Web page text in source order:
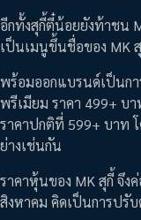
อีกทั้งสุกี้ตี๋น้อยยังท้าชน
เป็นเมนูขึ้นชื่อของ MK
พร้อมออกแบรนด์เป็นก
พรีเมียม ราคา 499+ บ
ราคาปกติที่ 599+ บาท
ย่างเช่นกัน
ราคาหุ้นของ MK สุกี้ จึง
สิงหาคม คิดเป็นการปรั